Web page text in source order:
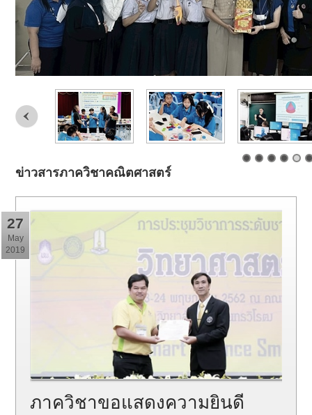
ข่าวสารภาควิชาคณิตศาสตร์
27
May
2019
ภาควิชาขอแสดงความยินดี